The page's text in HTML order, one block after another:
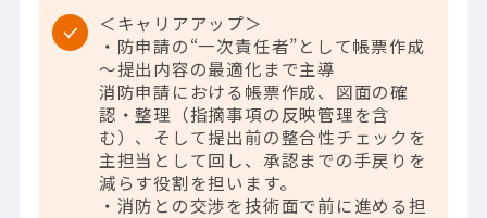
＜キャリアアップ＞
・防申請の“一次責任者”として帳票作成
～提出内容の最適化まで主導
消防申請における帳票作成、図面の確
認・整理（指摘事項の反映管理を含
む）、そして提出前の整合性チェックを
主担当として回し、承認までの手戻りを
減らす役割を担います。
・消防との交渉を技術面で前に進める担